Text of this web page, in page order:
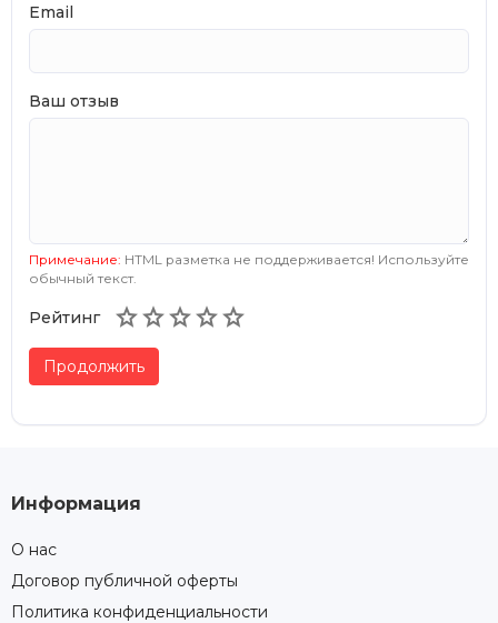
Email
Ваш отзыв
Примечание: HTML разметка не поддерживается! Используйте
обычный текст.
Рейтинг 
Продолжить
Информация
О нас
Договор публичной оферты
Политика конфиденциальности